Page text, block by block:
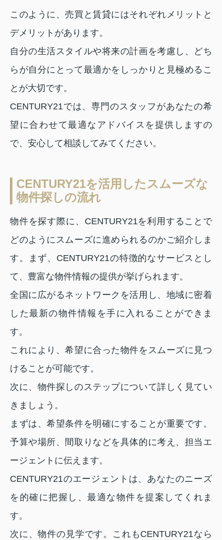
このように、売買と賃貸にはそれぞれメリットと
デメリットがあります。
自分の生活スタイルや将来の計画を考慮し、どち
らが自分にとって最適かをしっかりと見極めるこ
とが大切です。
CENTURY21では、専門のスタッフがあなたの希
望に合わせて最適なアドバイスを提供しますの
で、安心して相談してみてください。
CENTURY21を活用したスムーズな
物件探しの流れ
物件を探す際に、CENTURY21を利用することで
どのようにスムーズに進められるのかご紹介しま
す。まず、CENTURY21の特徴的なサービスとし
て、豊富な物件情報の提供が挙げられます。
全国に広がるネットワークを活用し、地域に密着
した最新の物件情報を手に入れることができま
す。
これにより、希望に合った物件をスムーズに見つ
けることが可能です。
次に、物件探しのステップについて詳しく見てい
きましょう。
まずは、希望条件を明確にすることが重要です。
予算や場所、間取りなどを具体的に考え、担当エ
ージェントに伝えます。
CENTURY21のエージェントは、あなたのニーズ
を的確に把握し、最適な物件を提案してくれま
す。
次に、物件の見学です。これもCENTURY21なら